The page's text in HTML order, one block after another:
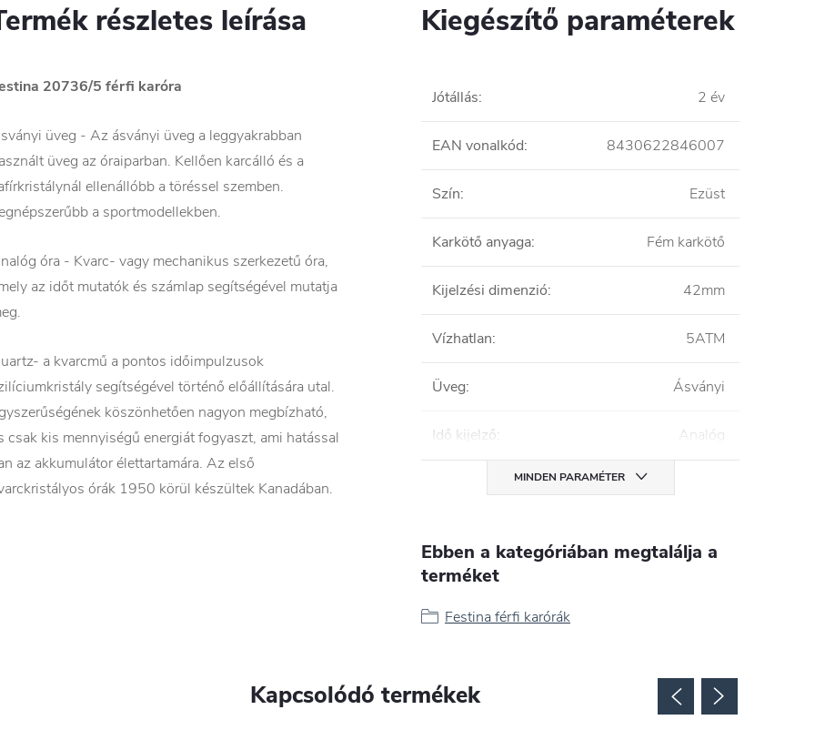
részletes leírása
20736/5 férfi karóra
üveg - Az ásványi üveg a leggyakrabban
üveg az óraiparban. Kellően karcálló és a
ellenállóbb a töréssel szemben.
a sportmodellekben.
óra - Kvarc- vagy mechanikus szerkezetű óra,
az időt mutatók és számlap segítségével mutatja
a kvarcmű a pontos időimpulzusok
segítségével történő előállítására utal.
köszönhetően nagyon megbízható,
csak kis mennyiségű energiát fogyaszt, ami hatással
az akkumulátor élettartamára. Az első
órák 1950 körül készültek Kanadában.
Kiegészítő paraméterek
Jótállás: 2 év
EAN vonalkód: 8430622846007
Szín: Ezüst
Karkötő anyaga: Fém karkötő
Kijelzési dimenzió: 42mm
Vízhatlan: 5ATM
Üveg: Ásványi
Idő kijelző: Analóg
MINDEN PARAMÉTER
Ebben a kategóriában megtalálja a
terméket
Festina férfi karórák
Kapcsolódó termékek